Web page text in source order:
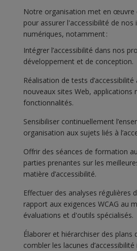
Notre organisation met en œuvre
pour assurer l'accessibilité de nos
numériques, notamment :
Intégrer l’accessibilité dans nos
développement et de conception.
Réalisation de tests
nouveaux sites Web, applications
fonctionnalités.
Sensibiliser continuellement
organisation aux sujets liés à
Offrir des séances de formation
parties prenantes sur les
matière d’accessibilité.
Effectuer des analyses régulières
rapport aux exigences WCAG au
évaluations et d'outils spécialisés.
Élaborer et hiérarchiser des plans
combler les lacunes